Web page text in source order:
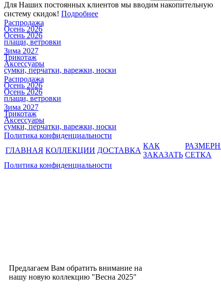
Для Наших постоянных клиентов мы вводим накопительную
систему скидок! Подробнее
Распродажа
Осень 2026
Осень 2026
плащи, ветровки
Зима 2027
Трикотаж
Аксессуары
сумки, перчатки, варежки, носки
Распродажа
Осень 2026
Осень 2026
плащи, ветровки
Зима 2027
Трикотаж
Аксессуары
сумки, перчатки, варежки, носки
Политика конфиденциальности
ГЛАВНАЯ КОЛЛЕКЦИИ ДОСТАВКА
КАК
ЗАКАЗАТЬ СЕТКА
Политика конфиденциальности
Предлагаем Вам обратить внимание на
нашу новую коллекцию "Весна 2025"